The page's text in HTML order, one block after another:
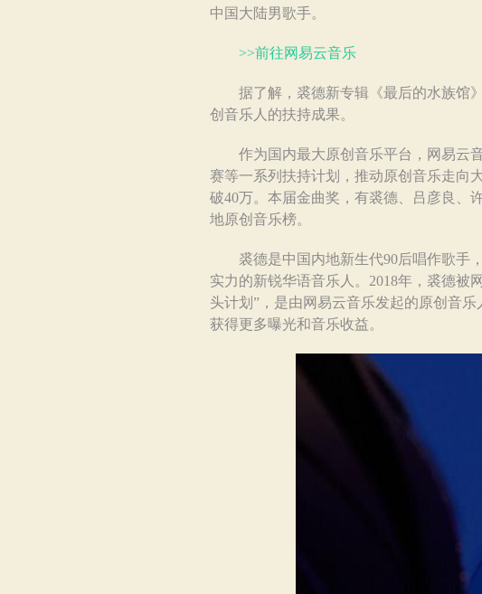
中国大陆男歌手。
>>前往网易云音乐
据了解，裘德新专辑《最后的水族馆》
创音乐人的扶持成果。
作为国内最大原创音乐平台，网易云音
赛等一系列扶持计划，推动原创音乐走向
破40万。本届金曲奖，有裘德、吕彦良、
地原创音乐榜。
裘德是中国内地新生代90后唱作歌手，
实力的新锐华语音乐人。2018年，裘德被
头计划”，是由网易云音乐发起的原创音
获得更多曝光和音乐收益。